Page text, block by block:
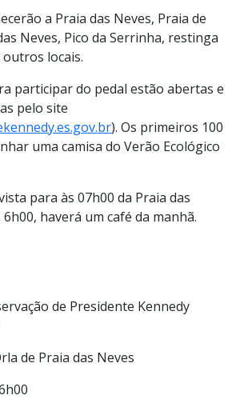
a Praia das Neves, Praia de
Neves, Pico da Serrinha, restinga
locais.
participar do pedal estão abertas e
pelo site
). Os primeiros 100
uma camisa do Verão Ecológico
para às 07h00 da Praia das
6h00, haverá um café da manhã.
de Presidente Kennedy
de Praia das Neves